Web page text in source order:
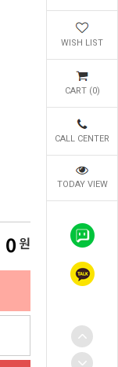
WISH LIST
CART (0)
CALL CENTER
TODAY VIEW
0 원